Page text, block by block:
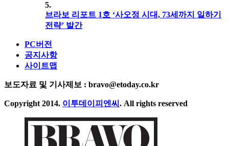
5.
브라보 리포트 1호 ‘사오정 시대, 73세까지 일하기
전략’ 발간
PC버전
공지사항
사이트맵
보도자료 및 기사제보 : bravo@etoday.co.kr
Copyright 2014. 이투데이피엔씨 . All rights reserved